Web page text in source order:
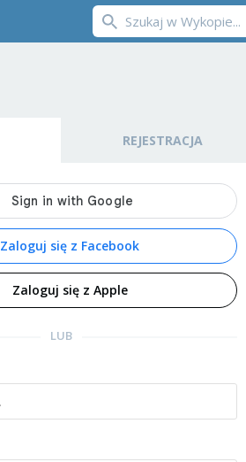
REJESTRACJA
Zaloguj się z Facebook
Zaloguj się z Apple
LUB